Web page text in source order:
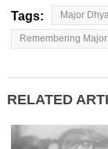
Tags: Major
Remembering
RELATED